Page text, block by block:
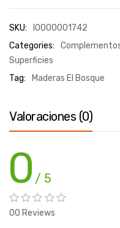
SKU:
I0000001742
Categories:
Superficies
Tag:
Maderas El Bosque
Valoraciones (0)
0 / 5
00 Reviews